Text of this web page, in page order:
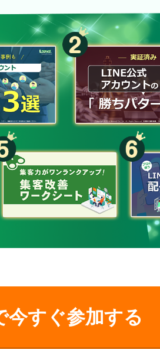
すぐ参加する